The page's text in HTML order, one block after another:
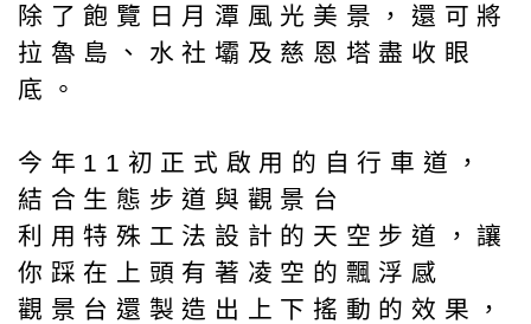
除了飽覽日月潭風光美景，還可將
拉魯島、水社壩及慈恩塔盡收眼
底。
今年11初正式啟用的自行車道，
結合生態步道與觀景台
利用特殊工法設計的天空步道，讓
你踩在上頭有著凌空的飄浮感
觀景台還製造出上下搖動的效果，